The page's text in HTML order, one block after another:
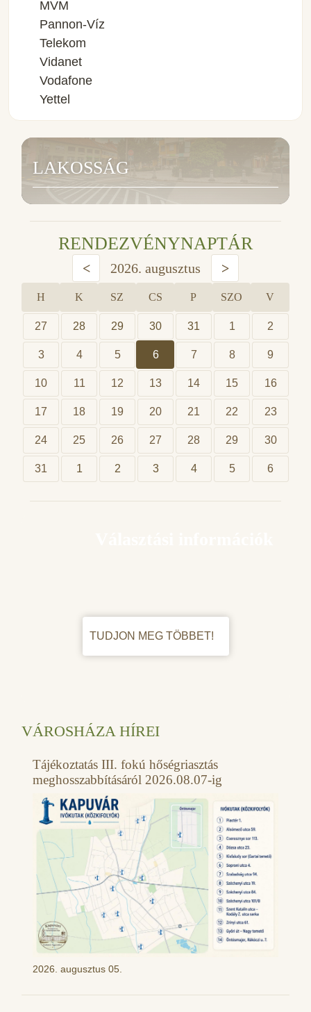
MVM
Pannon-Víz
Telekom
Vidanet
Vodafone
Yettel
LAKOSSÁG
RENDEZVÉNYNAPTÁR
< 2026. augusztus >
H K SZ CS P SZO V
27 28 29 30 31 1 2
3 4 5 6 7 8 9
10 11 12 13 14 15 16
17 18 19 20 21 22 23
24 25 26 27 28 29 30
31 1 2 3 4 5 6
TUDJON MEG TÖBBET!
VÁROSHÁZA HÍREI
Tájékoztatás III. fokú hőségriasztás
meghosszabbításáról 2026.08.07-ig
2026. augusztus 05.